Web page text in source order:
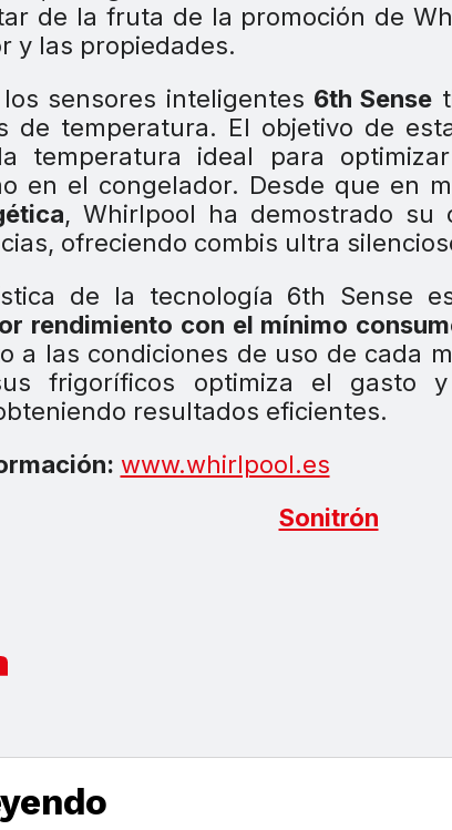
de la fruta de la promoción de
y las propiedades.
sensores inteligentes 6th Sense
de temperatura. El objetivo de
temperatura ideal para
en el congelador. Desde que en
, Whirlpool ha demostrado su
ofreciendo combis ultra
de la tecnología 6th Sense
rendimiento con el mínimo
a las condiciones de uso de cada
frigoríficos optimiza el gasto
resultados eficientes.
www.whirlpool.es
Sonitrón